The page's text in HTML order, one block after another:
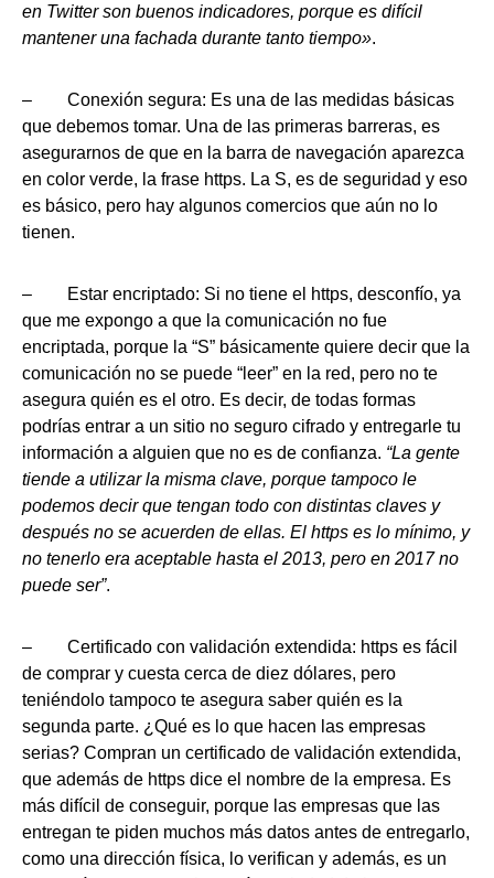
en Twitter son buenos indicadores, porque es difícil
mantener una fachada durante tanto tiempo».
– Conexión segura: Es una de las medidas básicas
que debemos tomar. Una de las primeras barreras, es
asegurarnos de que en la barra de navegación aparezca
en color verde, la frase https. La S, es de seguridad y eso
es básico, pero hay algunos comercios que aún no lo
tienen.
– Estar encriptado: Si no tiene el https, desconfío, ya
que me expongo a que la comunicación no fue
encriptada, porque la “S” básicamente quiere decir que la
comunicación no se puede “leer” en la red, pero no te
asegura quién es el otro. Es decir, de todas formas
podrías entrar a un sitio no seguro cifrado y entregarle tu
información a alguien que no es de confianza. “La gente
tiende a utilizar la misma clave, porque tampoco le
podemos decir que tengan todo con distintas claves y
después no se acuerden de ellas. El https es lo mínimo, y
no tenerlo era aceptable hasta el 2013, pero en 2017 no
puede ser”.
– Certificado con validación extendida: https es fácil
de comprar y cuesta cerca de diez dólares, pero
teniéndolo tampoco te asegura saber quién es la
segunda parte. ¿Qué es lo que hacen las empresas
serias? Compran un certificado de validación extendida,
que además de https dice el nombre de la empresa. Es
más difícil de conseguir, porque las empresas que las
entregan te piden muchos más datos antes de entregarlo,
como una dirección física, lo verifican y además, es un